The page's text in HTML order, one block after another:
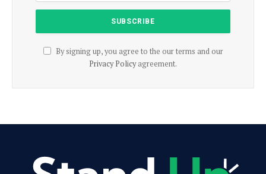
By signing up, you agree to the our terms and our
Privacy Policyagreement.